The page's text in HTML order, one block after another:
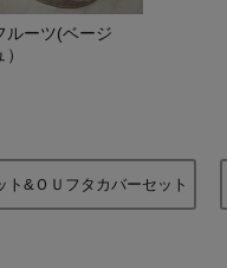
ルーツ(ベージ
）
ト&ＯＵフタカバーセット